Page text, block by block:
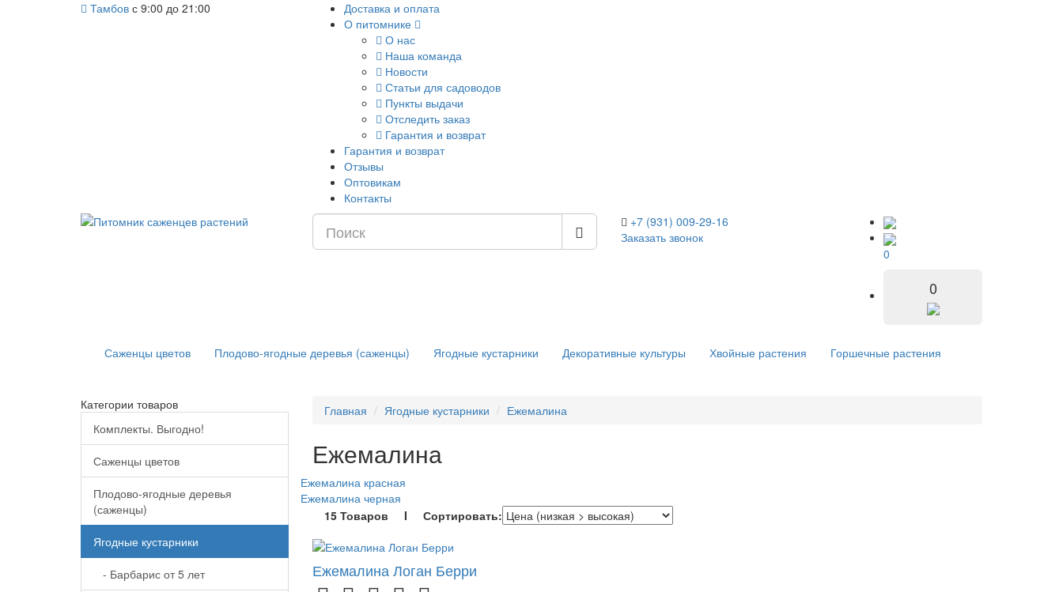
Тамбов с 9:00 до 21:00
Доставка и оплата
О питомнике
О нас
Наша команда
Новости
Статьи для садоводов
Пункты выдачи
Отследить заказ
Гарантия и возврат
Гарантия и возврат
Отзывы
Оптовикам
Контакты
+7 (931) 009-29-16
Заказать звонок
0
0
Саженцы цветов Плодово-ягодные деревья (саженцы) Ягодные кустарники Декоративные культуры Хвойные растения Горшечные растения
Категории товаров
Комплекты. Выгодно!
Саженцы цветов
Плодово-ягодные деревья
(саженцы)
Ягодные кустарники
- Барбарис от 5 лет
Главная Ягодные кустарники Ежемалина
Ежемалина
Ежемалина красная
Ежемалина черная
15 Товаров I Сортировать:
Ежемалина Логан Берри